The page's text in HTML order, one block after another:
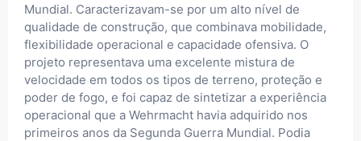
Mundial. Caracterizavam-se por um alto nível de
qualidade de construção, que combinava mobilidade,
flexibilidade operacional e capacidade ofensiva. O
projeto representava uma excelente mistura de
velocidade em todos os tipos de terreno, proteção e
poder de fogo, e foi capaz de sintetizar a experiência
operacional que a Wehrmacht havia adquirido nos
primeiros anos da Segunda Guerra Mundial. Podia